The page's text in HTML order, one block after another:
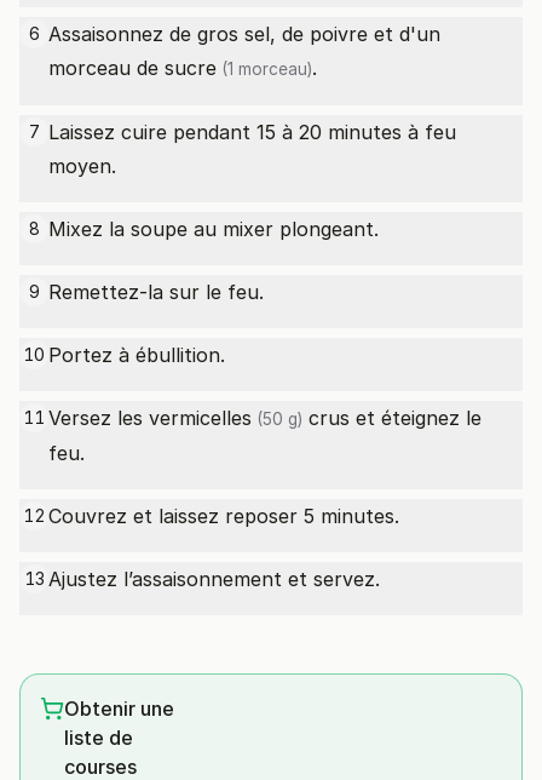
6 Assaisonnez de gros sel, de poivre et d'un
morceau de sucre (1 morceau).
7 Laissez cuire pendant 15 à 20 minutes à feu
moyen.
8 Mixez la soupe au mixer plongeant.
9 Remettez-la sur le feu.
10 Portez à ébullition.
11 Versez les vermicelles (50 g) crus et éteignez le
feu.
12 Couvrez et laissez reposer 5 minutes.
13 Ajustez l’assaisonnement et servez.
Obtenir une
liste de
courses